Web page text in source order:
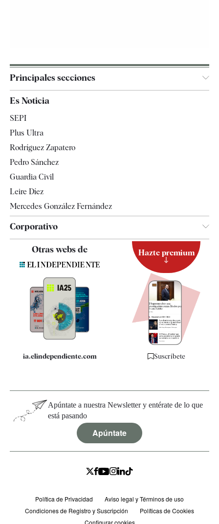
Principales secciones
España
Televisión
Es Noticia
SEPI
Plus Ultra
Rodríguez Zapatero
Pedro Sánchez
Guardia Civil
Leire Díez
Mercedes González Fernández
Corporativo
Contacto
Quiénes somos
Especificaciones
Otras webs de
ia.elindependiente.com
Hazte premium
Suscríbete
Apúntate a nuestra Newsletter y entérate de lo que
está pasando
Apúntate
Política de Privacidad
Aviso legal y Términos de uso
Condiciones de Registro y Suscripción
Políticas de Cookies